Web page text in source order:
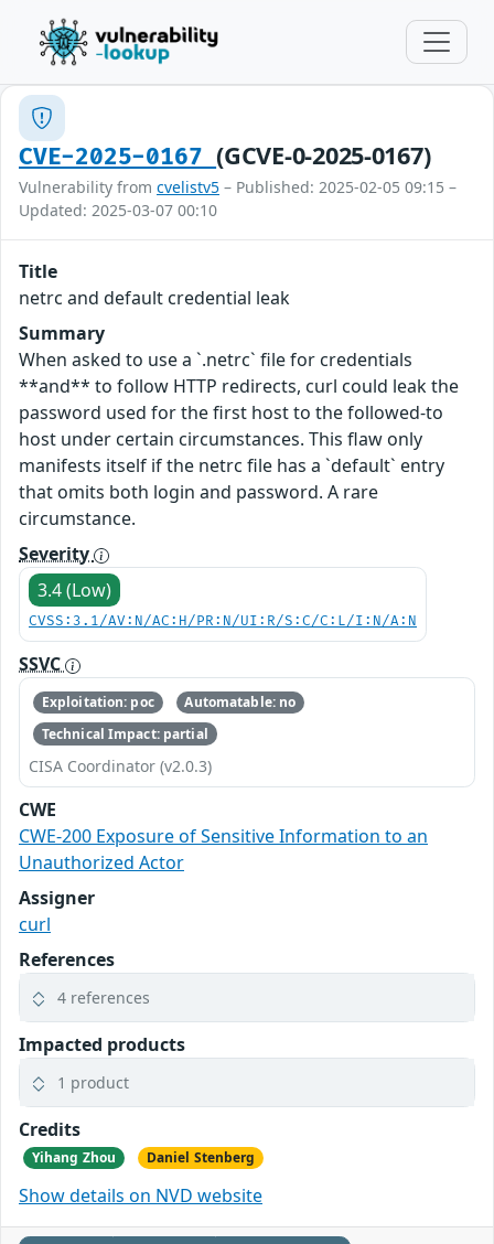
CVE-2025-0167(GCVE-0-2025-0167)
Vulnerability from cvelistv5 – Published: 2025-02-05 09:15 –
Updated: 2025-03-07 00:10
Title
netrc and default credential leak
Summary
When asked to use a `.netrc` file for credentials
**and** to follow HTTP redirects, curl could leak the
password used for the first host to the followed-to
host under certain circumstances. This flaw only
manifests itself if the netrc file has a `default` entry
that omits both login and password. A rare
circumstance.
Severity
3.4 (Low)
CVSS:3.1/AV:N/AC:H/PR:N/UI:R/S:C/C:L/I:N/A:N
SSVC
Exploitation: poc
Automatable: no
Technical Impact: partial
CISA Coordinator (v2.0.3)
CWE
CWE-200 Exposure of Sensitive Information to an
Unauthorized Actor
Assigner
curl
References
4 references
Impacted products
1 product
Credits
Yihang Zhou Daniel Stenberg
Show details on NVD website